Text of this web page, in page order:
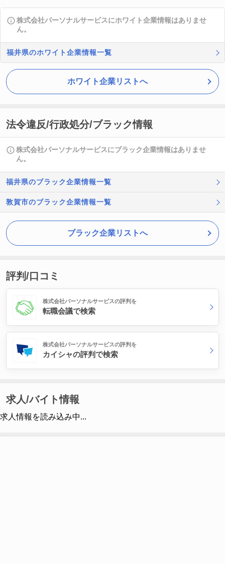
株式会社パーソナルサービスにホワイト企業情報はありませ
ん。
福井県のホワイト企業情報一覧
ホワイト企業リストへ
法令違反/行政処分/ブラック情報
株式会社パーソナルサービスにブラック企業情報はありませ
ん。
福井県のブラック企業情報一覧
敦賀市のブラック企業情報一覧
ブラック企業リストへ
評判/口コミ
株式会社パーソナルサービスの評判を
転職会議で検索
株式会社パーソナルサービスの評判を
カイシャの評判で検索
求人/バイト情報
求人情報を読み込み中...